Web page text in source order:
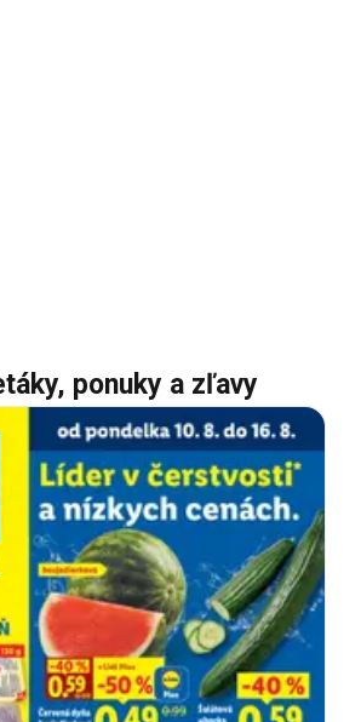
ponuky a zľavy